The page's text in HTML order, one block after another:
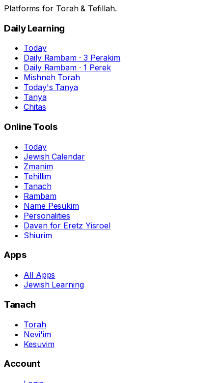
Platforms for Torah & Tefillah.
Daily Learning
Today
Daily Rambam · 3 Perakim
Daily Rambam · 1 Perek
Mishneh Torah
Today's Tanya
Tanya
Chitas
Online Tools
Today
Jewish Calendar
Zmanim
Tehillim
Tanach
Rambam
Name Pesukim
Personalities
Daven for Eretz Yisroel
Shiurim
Apps
All Apps
Jewish Learning
Tanach
Torah
Nevi'im
Kesuvim
Account